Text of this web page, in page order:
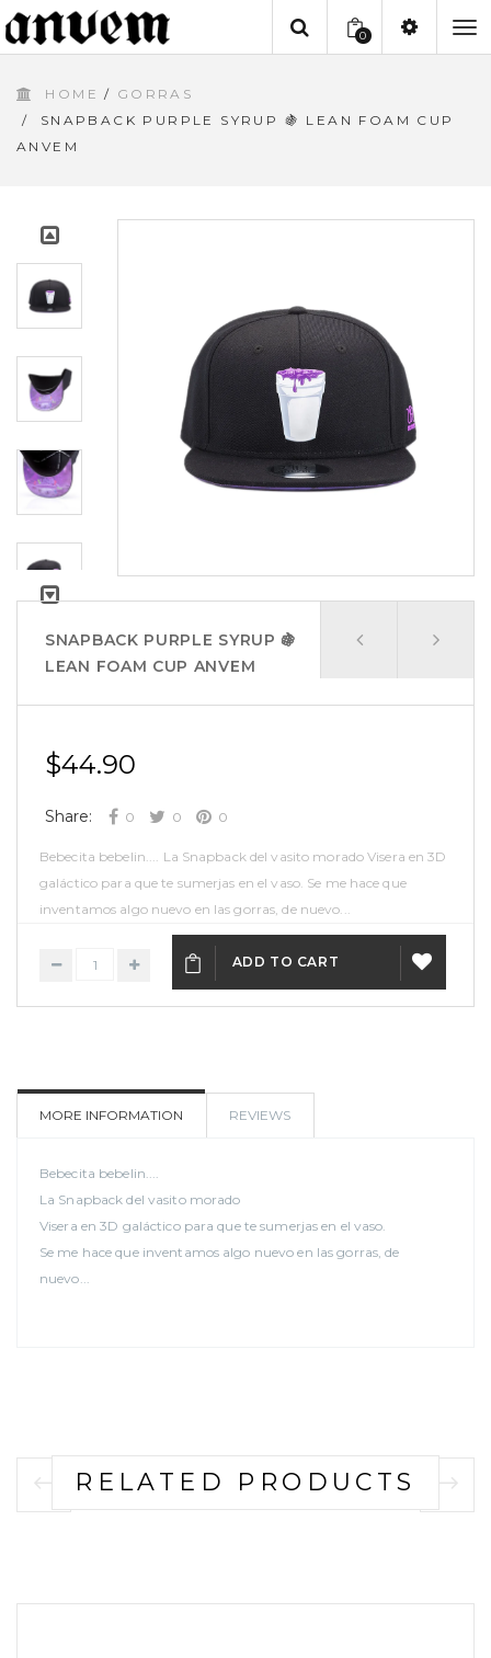
0
HOME / GORRAS
/
SNAPBACK PURPLE SYRUP 🍇 LEAN FOAM CUP
ANVEM
SNAPBACK PURPLE SYRUP 🍇
LEAN FOAM CUP ANVEM
$44.90
Share: 0 0 0
Bebecita bebelin.... La Snapback del vasito morado Visera en 3D
galáctico para que te sumerjas en el vaso. Se me hace que
inventamos algo nuevo en las gorras, de nuevo...
ADD TO CART
MORE INFORMATION REVIEWS
Bebecita bebelin....
La Snapback del vasito morado
Visera en 3D galáctico para que te sumerjas en el vaso.
Se me hace que inventamos algo nuevo en las gorras, de
nuevo...
RELATED PRODUCTS